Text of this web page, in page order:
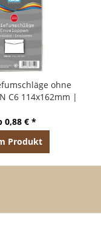
ohne
C6 114x162mm |
0,88 € *
Produkt